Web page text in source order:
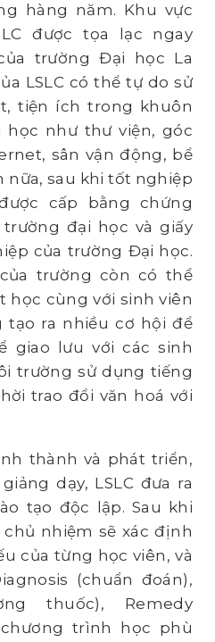
hàng năm. Khu vực
được tọa lạc ngay
trường Đại học La
LSLC có thể tự do sử
tiện ích trong khuôn
học như thư viện, góc
sân vận động, bể
nữa, sau khi tốt nghiệp
cấp bằng chứng
đại học và giấy
của trường Đại học.
trường còn có thể
học cùng với sinh viên
tạo ra nhiều cơ hội để
giao lưu với các sinh
trường sử dụng tiếng
trao đổi văn hoá với
thành và phát triển,
dạy, LSLC đưa ra
tạo độc lập. Sau khi
nhiệm sẽ xác định
của từng học viên, và
(chuẩn đoán),
thuốc), Remedy
trình học phù